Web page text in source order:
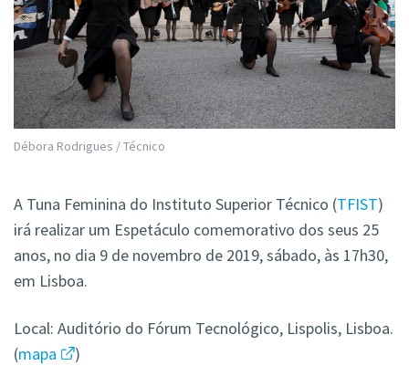
Débora Rodrigues / Técnico
A Tuna Feminina do Instituto Superior Técnico (TFIST)
irá realizar um Espetáculo comemorativo dos seus 25
anos, no dia 9 de novembro de 2019, sábado, às 17h30,
em Lisboa.
Local: Auditório do Fórum Tecnológico, Lispolis, Lisboa.
(mapa )